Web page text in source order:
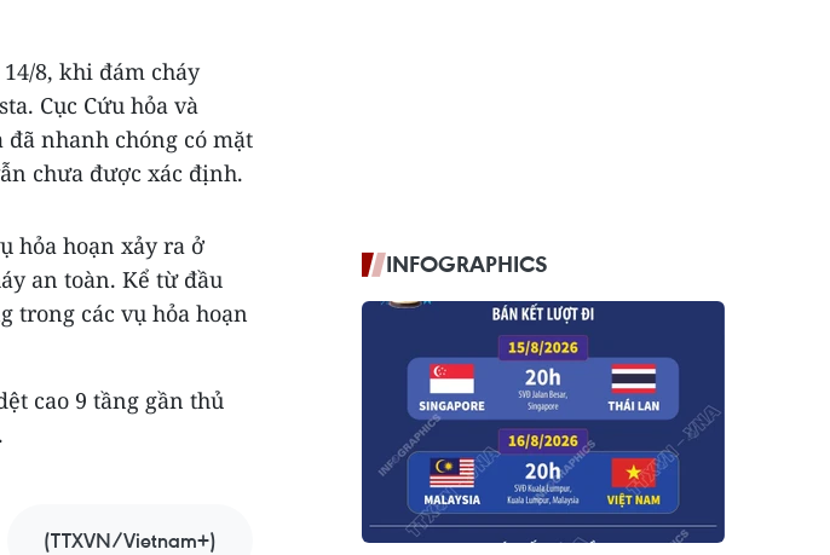
8, khi đám cháy
Cục Cứu hỏa và
đã nhanh chóng có mặt
chưa được xác định.
hỏa hoạn xảy ra ở
an toàn. Kể từ đầu
trong các vụ hỏa hoạn
cao 9 tầng gần thủ
(TTXVN/Vietnam+)
INFOGRAPHICS